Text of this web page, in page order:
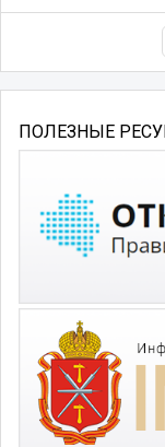
ПОЛЕЗНЫЕ